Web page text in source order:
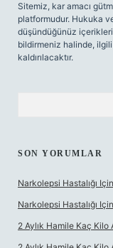
Sitemiz, kar amacı
platformudur. Hukuka
düşündüğünüz
bildirmeniz halinde,
kaldırılacaktır.
SON YORUMLAR
Narkolepsi Hastalığı
Narkolepsi Hastalığı
2 Aylık Hamile Kaç Kilo